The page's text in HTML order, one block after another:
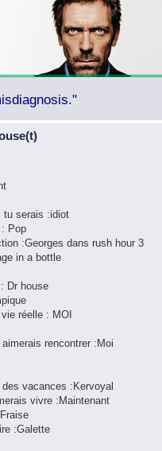
tu serais :idiot
Pop
:Georges dans rush hour 3
in a bottle
Dr house
réelle : MOI
rencontrer :Moi
vacances :Kervoyal
vivre :Maintenant
:Galette